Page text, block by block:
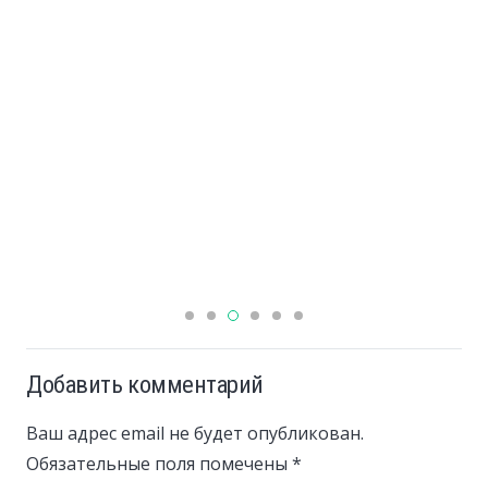
Добавить комментарий
Ваш адрес email не будет опубликован.
Обязательные поля помечены *